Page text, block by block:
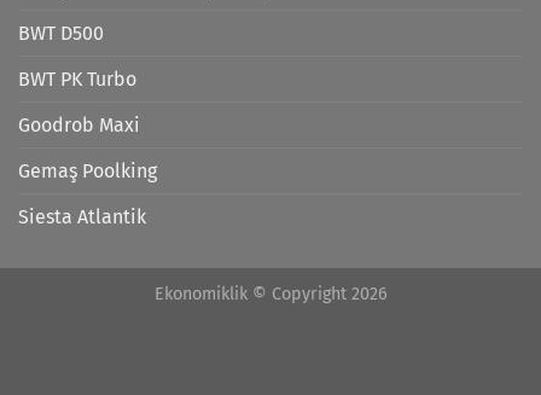
BWT D500
BWT PK Turbo
Goodrob Maxi
Gemaş Poolking
Siesta Atlantik
Ekonomiklik © Copyright 2026